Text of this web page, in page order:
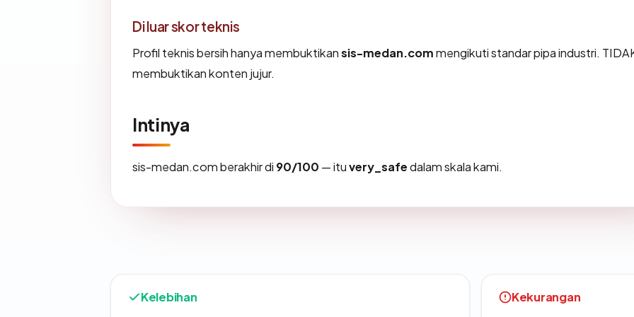
Di luar skor teknis
Profil teknis bersih hanya membuktikansis-medan.commengikuti standar pipa industri.
membuktikan konten jujur.
Intinya
sis-medan.com berakhir di 90/100 — ituvery_safedalam skala kami.
Kelebihan Kekurangan